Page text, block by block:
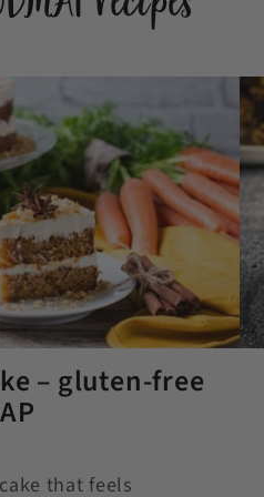
– gluten-free
that feels